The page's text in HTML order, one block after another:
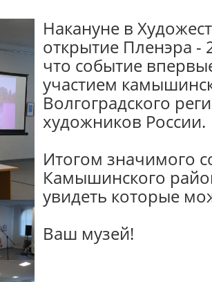
Накануне в
открытие Пленэра
что событие
участием
Волгоградского
художников России.
Итогом значимого
Камышинского
увидеть которые
Ваш музей!